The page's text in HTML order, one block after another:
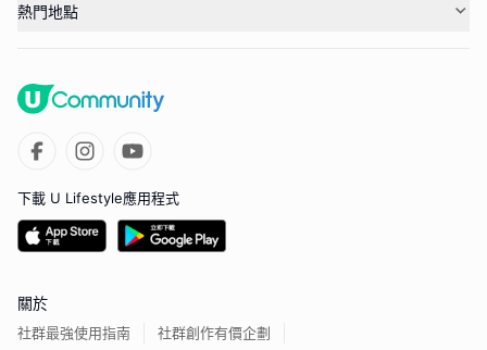
熱門地點
下載 U Lifestyle應用程式
關於
社群最強使用指南 社群創作有價企劃